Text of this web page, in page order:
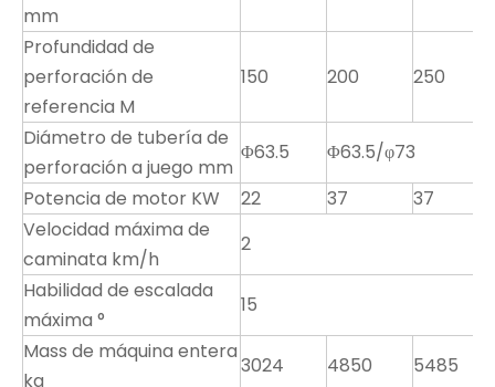
mm
Profundidad de
perforación de
referencia M
150 200 250
Diámetro de tubería de
perforación a juego mm
Φ63.5
Φ63.5/φ73
Potencia de motor KW
22 37
37
Velocidad máxima de
caminata km/h
2
Habilidad de escalada
máxima °
15
Mass de máquina entera
kg
3024 4850 5485